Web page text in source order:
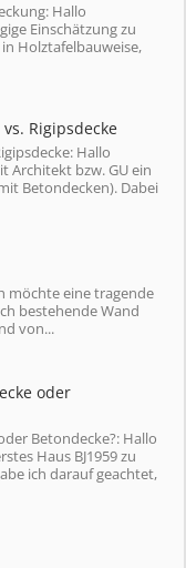
Hallo
Einschätzung zu
Holztafelbauweise,
Rigipsdecke
Hallo
Architekt bzw. GU ein
Betondecken). Dabei
möchte eine tragende
bestehende Wand
von...
oder
Betondecke?: Hallo
Haus BJ1959 zu
ich darauf geachtet,